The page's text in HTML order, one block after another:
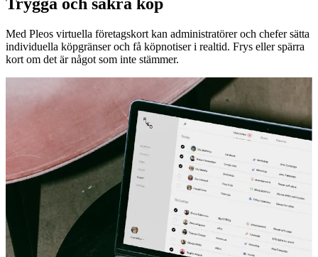
Med Pleos virtuella företagskort kan administratörer och chefer sätta
individuella köpgränser och få köpnotiser i realtid. Frys eller spärra
kort om det är något som inte stämmer.